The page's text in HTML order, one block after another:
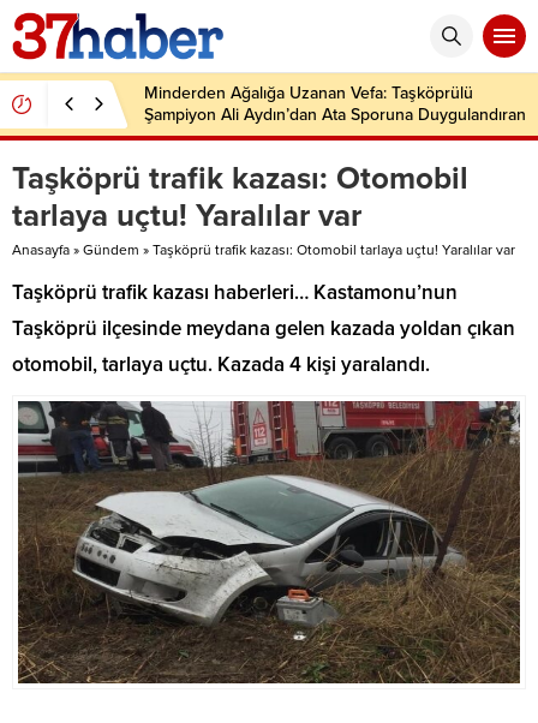
Minderden Ağalığa Uzanan Vefa: Taşköprülü
Şampiyon Ali Aydın’dan Ata Sporuna Duygulandıran
Dönüş
Taşköprü trafik kazası: Otomobil
tarlaya uçtu! Yaralılar var
Anasayfa » Gündem » Taşköprü trafik kazası: Otomobil tarlaya uçtu! Yaralılar var
Taşköprü trafik kazası haberleri… Kastamonu’nun
Taşköprü ilçesinde meydana gelen kazada yoldan çıkan
otomobil, tarlaya uçtu. Kazada 4 kişi yaralandı.